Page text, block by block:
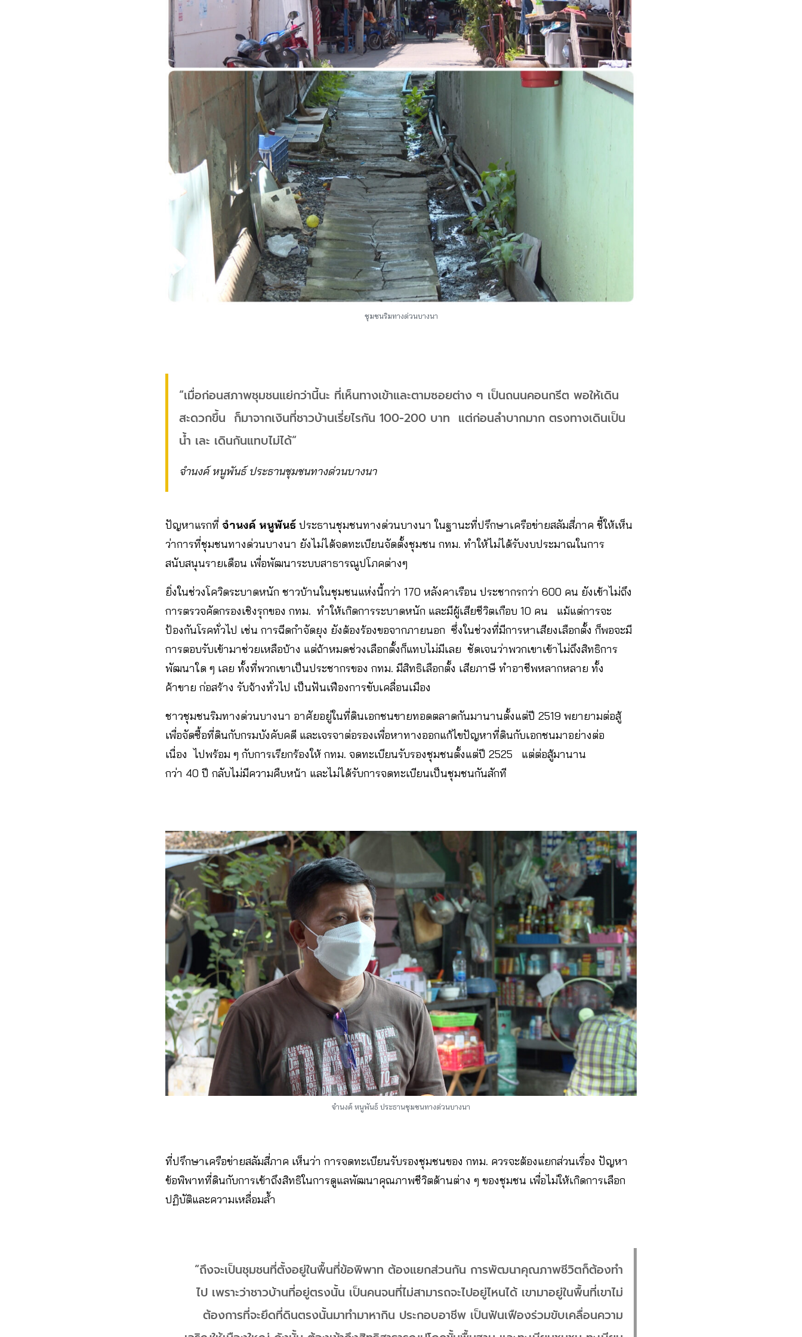
ชุมชนริมทางด่วนบางนา
“เมื่อก่อนสภาพชุมชนแย่กว่านี้นะ ที่เห็นทางเข้าและตามซอยต่าง ๆ เป็นถนนคอนกรีต พอให้เดิน
สะดวกขึ้น ก็มาจากเงินที่ชาวบ้านเรี่ยไรกัน 100-200 บาท แต่ก่อนลำบากมาก ตรงทางเดินเป็น
น้ำ เละ เดินกันแทบไม่ได้“
จำนงค์ หนูพันธ์ ประธานชุมชนทางด่วนบางนา
ปัญหาแรกที่ จำนงค์ หนูพันธ์ ประธานชุมชนทางด่วนบางนา ในฐานะที่ปรึกษาเครือข่ายสลัมสี่ภาค ชี้ให้เห็น
ว่าการที่ชุมชนทางด่วนบางนา ยังไม่ได้จดทะเบียนจัดตั้งชุมชน กทม. ทำให้ไม่ได้รับงบประมาณในการ
สนับสนุนรายเดือน เพื่อพัฒนาระบบสาธารณูปโภคต่างๆ
ยิ่งในช่วงโควิดระบาดหนัก ชาวบ้านในชุมชนแห่งนี้กว่า 170 หลังคาเรือน ประชากรกว่า 600 คน ยังเข้าไม่ถึง
การตรวจคัดกรองเชิงรุกของ กทม. ทำให้เกิดการระบาดหนัก และมีผู้เสียชีวิตเกือบ 10 คน แม้แต่การจะ
ป้องกันโรคทั่วไป เช่น การฉีดกำจัดยุง ยังต้องร้องขอจากภายนอก ซึ่งในช่วงที่มีการหาเสียงเลือกตั้ง ก็พอจะมี
การตอบรับเข้ามาช่วยเหลือบ้าง แต่ถ้าหมดช่วงเลือกตั้งก็แทบไม่มีเลย ชัดเจนว่าพวกเขาเข้าไม่ถึงสิทธิการ
พัฒนาใด ๆ เลย ทั้งที่พวกเขาเป็นประชากรของ กทม. มีสิทธิเลือกตั้ง เสียภาษี ทำอาชีพหลากหลาย ทั้ง
ค้าขาย ก่อสร้าง รับจ้างทั่วไป เป็นฟันเฟืองการขับเคลื่อนเมือง
ชาวชุมชนริมทางด่วนบางนา อาศัยอยู่ในที่ดินเอกชนขายทอดตลาดกันมานานตั้งแต่ปี 2519 พยายามต่อสู้
เพื่อจัดซื้อที่ดินกับกรมบังคับคดี และเจรจาต่อรองเพื่อหาทางออกแก้ไขปัญหาที่ดินกับเอกชนมาอย่างต่อ
เนื่อง ไปพร้อม ๆ กับการเรียกร้องให้ กทม. จดทะเบียนรับรองชุมชนตั้งแต่ปี 2525 แต่ต่อสู้มานาน
กว่า 40 ปี กลับไม่มีความคืบหน้า และไม่ได้รับการจดทะเบียนเป็นชุมชนกันสักที
จำนงค์ หนูพันธ์ ประธานชุมชนทางด่วนบางนา
ที่ปรึกษาเครือข่ายสลัมสี่ภาค เห็นว่า การจดทะเบียนรับรองชุมชนของ กทม. ควรจะต้องแยกส่วนเรื่อง ปัญหา
ข้อพิพาทที่ดินกับการเข้าถึงสิทธิในการดูแลพัฒนาคุณภาพชีวิตด้านต่าง ๆ ของชุมชน เพื่อไม่ให้เกิดการเลือก
ปฏิบัติและความเหลื่อมล้ำ
“ถึงจะเป็นชุมชนที่ตั้งอยู่ในพื้นที่ข้อพิพาท ต้องแยกส่วนกัน การพัฒนาคุณภาพชีวิตก็ต้องทำ
ไป เพราะว่าชาวบ้านที่อยู่ตรงนั้น เป็นคนจนที่ไม่สามารถจะไปอยู่ไหนได้ เขามาอยู่ในพื้นที่เขาไม่
ต้องการที่จะยึดที่ดินตรงนั้นมาทำมาหากิน ประกอบอาชีพ เป็นฟันเฟืองร่วมขับเคลื่อนความ